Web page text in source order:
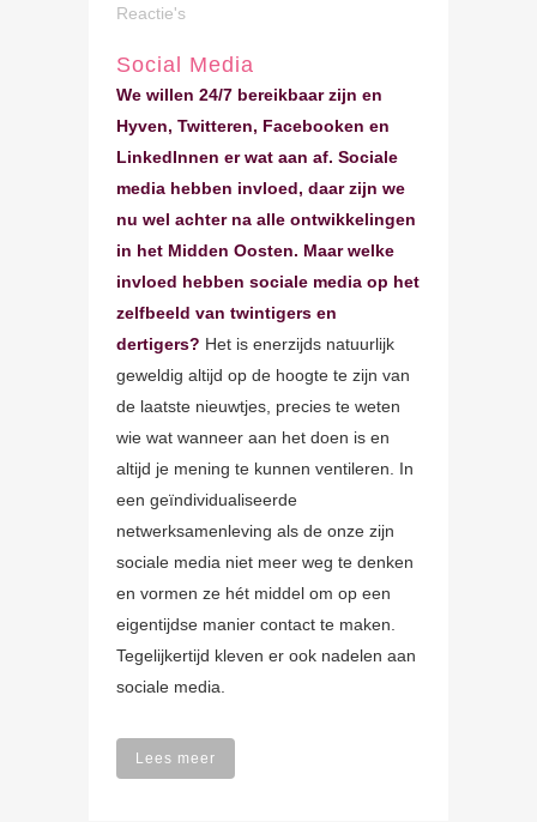
Reactie's
Social Media
We willen 24/7 bereikbaar zijn en
Hyven, Twitteren, Facebooken en
LinkedInnen er wat aan af. Sociale
media hebben invloed, daar zijn we
nu wel achter na alle ontwikkelingen
in het Midden Oosten. Maar welke
invloed hebben sociale media op het
zelfbeeld van twintigers en
dertigers? Het is enerzijds natuurlijk
geweldig altijd op de hoogte te zijn van
de laatste nieuwtjes, precies te weten
wie wat wanneer aan het doen is en
altijd je mening te kunnen ventileren. In
een geïndividualiseerde
netwerksamenleving als de onze zijn
sociale media niet meer weg te denken
en vormen ze hét middel om op een
eigentijdse manier contact te maken.
Tegelijkertijd kleven er ook nadelen aan
sociale media.
Lees meer